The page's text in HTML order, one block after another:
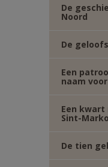
De
Noord
De
Een
naam
Een
Sint-
De tien